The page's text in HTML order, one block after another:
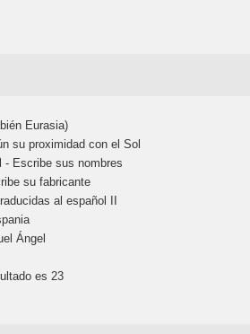
Eurasia)
su proximidad con el Sol
- Escribe sus nombres
su fabricante
al español II
Ángel
es 23